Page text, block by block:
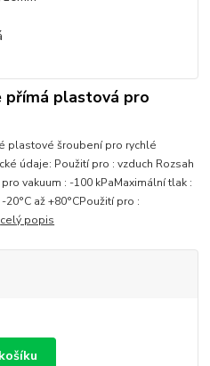
přímá plastová pro
plastové šroubení pro rychlé
údaje: Použití pro : vzduch Rozsah
vakuum : -100 kPaMaximální tlak :
až +80°CPoužití pro :
celý popis